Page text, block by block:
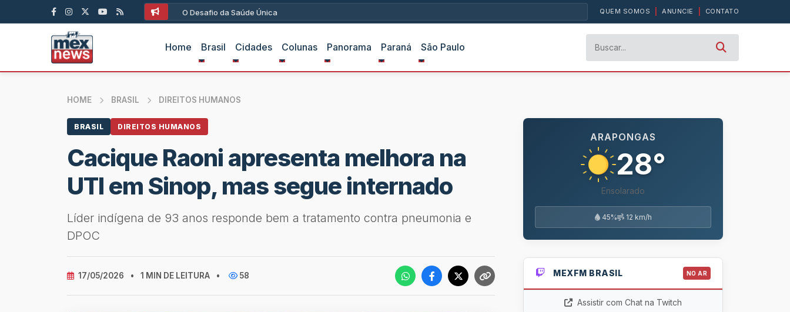
O Desafio da Saúde Única QUEM SOMOS ANUNCIE CONTATO
Home Brasil Cidades Colunas Panorama Paraná São Paulo
HOME BRASIL DIREITOS HUMANOS
BRASIL DIREITOS HUMANOS
Cacique Raoni apresenta melhora na
UTI em Sinop, mas segue internado
Líder indígena de 93 anos responde bem a tratamento contra pneumonia e
DPOC
17/05/2026 • 1 MIN DE LEITURA • 58
ARAPONGAS
28°
Ensolarado
45% 12 km/h
MEXFM BRASIL NO AR
Assistir com Chat na Twitch